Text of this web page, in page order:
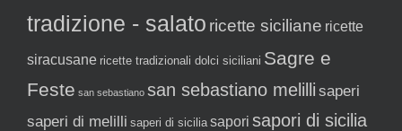
tradizione - salato ricette siciliane ricette
siracusane ricette tradizionali dolci siciliani Sagre e
Feste san sebastiano san sebastiano melilli saperi
saperi di melilli saperi di sicilia sapori sapori di sicilia